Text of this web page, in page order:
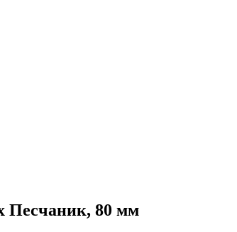
Песчаник, 80 мм